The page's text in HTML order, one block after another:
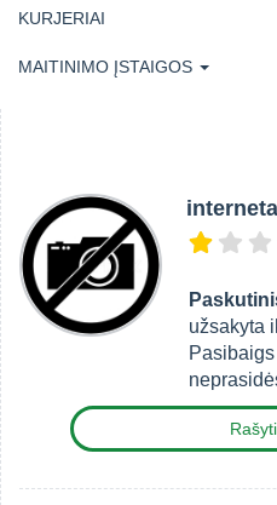
KURJERIAI
MAITINIMO ĮSTAIGOS
užsakyta